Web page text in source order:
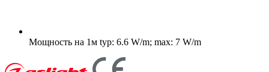
Мощность на 1м typ: 6.6 W/m; max: 7 W/m